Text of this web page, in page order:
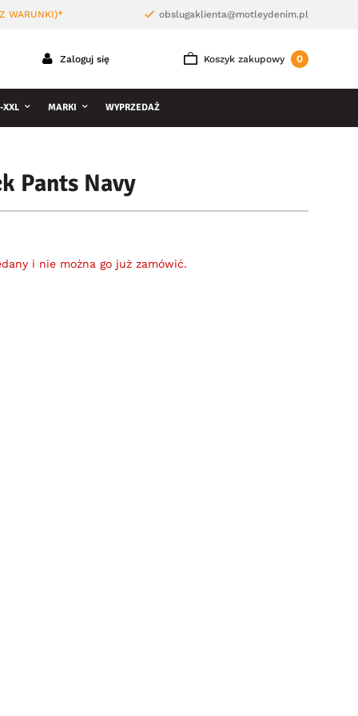
WARUNKI)* obslugaklienta@motleydenim.pl
Koszyk zakupowy 0
Zaloguj się
XXL MARKI WYPRZEDAŻ
Pants Navy
i nie można go już zamówić.